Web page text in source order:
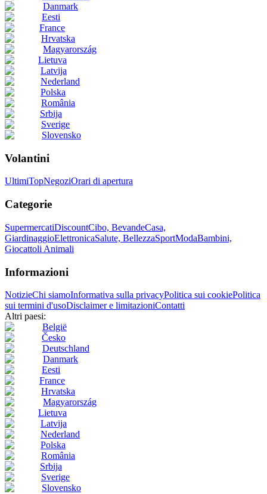
Danmark
Eesti
France
Hrvatska
Magyarország
Lietuva
Latvija
Nederland
Polska
România
Srbija
Sverige
Slovensko
Volantini
UltimiTopNegoziOrari di apertura
Categorie
SupermercatiDiscountCibo, BevandeCasa,
GiardinaggioElettronicaSalute, BellezzaSportModaBambini,
Giocattoli Animali
Informazioni
NotizieChi siamoInformativa sulla privacyPolitica sui cookiePolitica
sui termini d'usoDisclaimer e limitazioniContatti
Altri paesi:
België
Česko
Deutschland
Danmark
Eesti
France
Hrvatska
Magyarország
Lietuva
Latvija
Nederland
Polska
România
Srbija
Sverige
Slovensko